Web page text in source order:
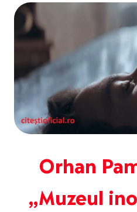
Orhan
„Muzeul